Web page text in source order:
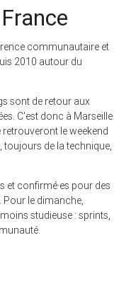
communautaire et
2010 autour du
sont de retour aux
C'est donc à Marseille
le weekend
de la technique,
et confirmé·es pour des
le dimanche,
studieuse : sprints,